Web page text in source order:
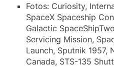
Fotos: Curiosity,
SpaceX Spaceship
Galactic
Servicing Mission,
Launch, Sputnik 1957,
Canada, STS-135